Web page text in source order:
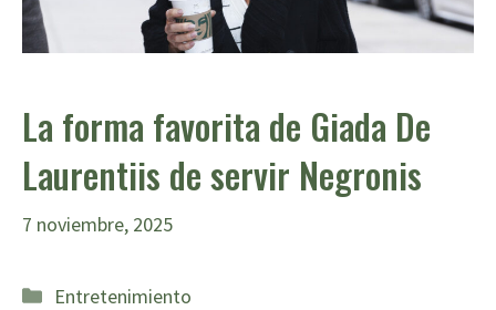
La forma favorita de Giada De
Laurentiis de servir Negronis
7 noviembre, 2025
Categorías
Entretenimiento